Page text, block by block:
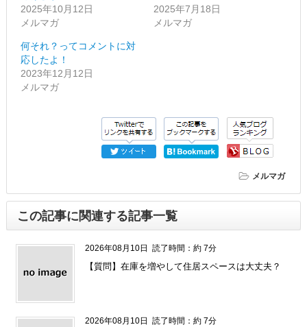
2025年10月12日
メルマガ
2025年7月18日
メルマガ
何それ？ってコメントに対
応したよ！
2023年12月12日
メルマガ
メルマガ
この記事に関連する記事一覧
2026年08月10日 読了時間：約 7分
【質問】在庫を増やして住居スペースは大丈夫？
2026年08月10日 読了時間：約 7分